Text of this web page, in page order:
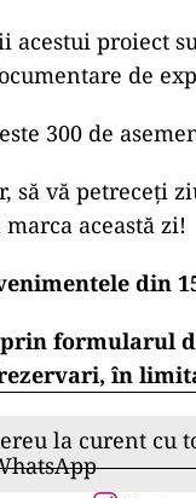
proiect
de
300 de
să vă petreceți
această zi!
din
formularul
în
la curent cu